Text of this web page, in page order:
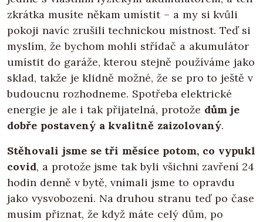
zkrátka musíte někam umístit – a my si kvůli
pokoji navíc zrušili technickou místnost. Teď si
myslím, že bychom mohli střídač a akumulátor
umístit do garáže, kterou stejně používáme jako
sklad, takže je klidně možné, že se pro to ještě v
budoucnu rozhodneme. Spotřeba elektrické
energie je ale i tak přijatelná, protože dům je
dobře postavený a kvalitně zaizolovaný.
Stěhovali jsme se tři měsíce potom, co vypukl
covid, a protože jsme tak byli všichni zavření 24
hodin denně v bytě, vnímali jsme to opravdu
jako vysvobození. Na druhou stranu teď po čase
musím přiznat, že když máte celý dům, po